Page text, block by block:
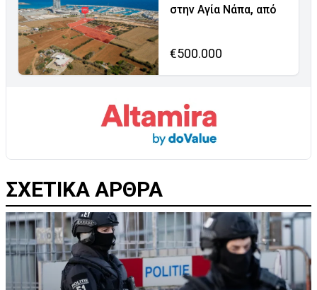
στην Αγία Νάπα, από
€500.000
ΣΧΕΤΙΚΑ ΑΡΘΡΑ